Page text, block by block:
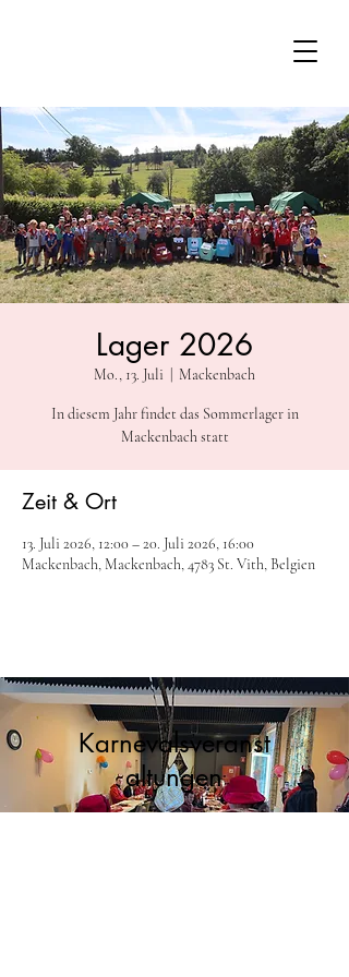
Lager 2026
Mo., 13. Juli Mackenbach
In diesem Jahr findet das Sommerlager in
Mackenbach statt
Zeit & Ort
13. Juli 2026, 12:00 – 20. Juli 2026, 16:00
Mackenbach, Mackenbach, 4783 St. Vith, Belgien
Karnevalsveranst
altungen